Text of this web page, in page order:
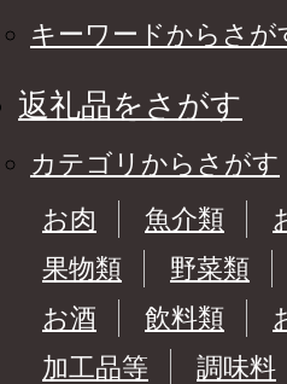
キーワードからさが
返礼品をさがす
カテゴリからさがす
お肉
魚介類
果物類
野菜類
お酒
飲料類
加工品等
調味料